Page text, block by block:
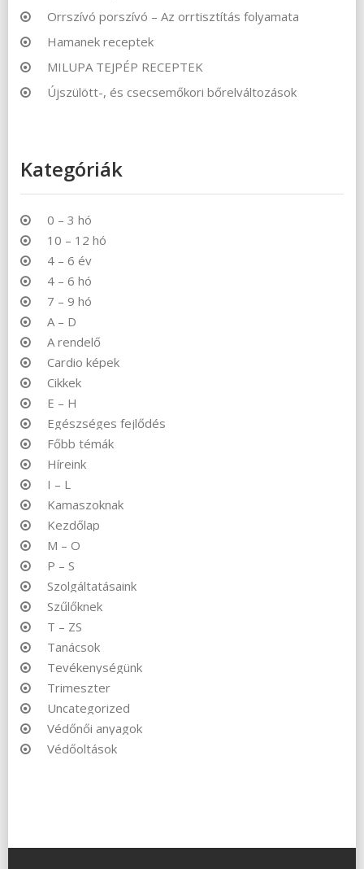
Orrszívó porszívó – Az orrtisztítás folyamata
Hamanek receptek
MILUPA TEJPÉP RECEPTEK
Újszülött-, és csecsemőkori bőrelváltozások
Kategóriák
0 – 3 hó
10 – 12 hó
4 – 6 év
4 – 6 hó
7 – 9 hó
A – D
A rendelő
Cardio képek
Cikkek
E – H
Egészséges fejlődés
Főbb témák
Híreink
I – L
Kamaszoknak
Kezdőlap
M – O
P – S
Szolgáltatásaink
Szűlőknek
T – ZS
Tanácsok
Tevékenységünk
Trimeszter
Uncategorized
Védőnői anyagok
Védőoltások